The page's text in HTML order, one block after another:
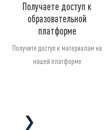
Получаете доступ к
образовательной
платформе
Получите доступ к материалам на
нашей платформе
❯